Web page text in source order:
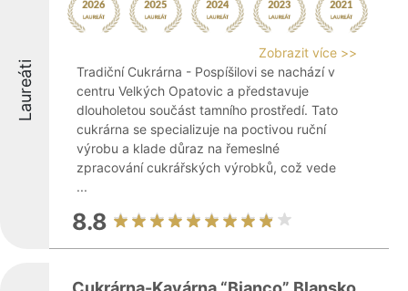
Laureáti
Zobrazit více >>
Tradiční Cukrárna - Pospíšilovi se nachází v
centru Velkých Opatovic a představuje
dlouholetou součást tamního prostředí. Tato
cukrárna se specializuje na poctivou ruční
výrobu a klade důraz na řemeslné
zpracování cukrářských výrobků, což vede
...
8.8